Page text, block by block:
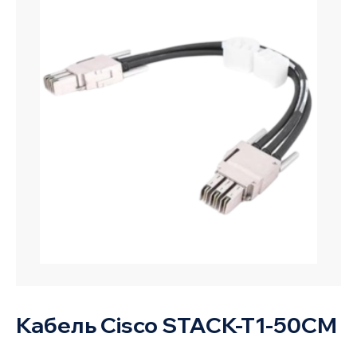
Кабель Cisco STACK-T1-50CM